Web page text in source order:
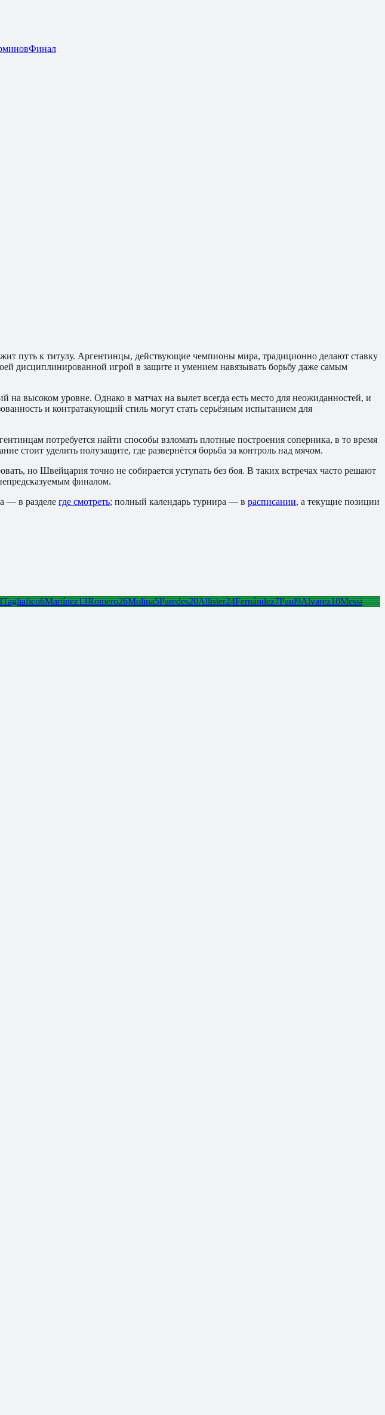
Финал
путь к титулу. Аргентинцы, действующие чемпионы мира, традиционно делают ставку
дисциплинированной игрой в защите и умением навязывать борьбу даже самым
на высоком уровне. Однако в матчах на вылет всегда есть место для неожиданностей, и
и контратакующий стиль могут стать серьёзным испытанием для
потребуется найти способы взломать плотные построения соперника, в то время
стоит уделить полузащите, где развернётся борьба за контроль над мячом.
но Швейцария точно не собирается уступать без боя. В таких встречах часто решают
финалом.
— в разделе где смотреть; полный календарь турнира — в расписании, а текущие позиции
Tagliafico6Martínez13Romero26Molina5Paredes20Allister24Fernández7Paul9Alvarez10Messi